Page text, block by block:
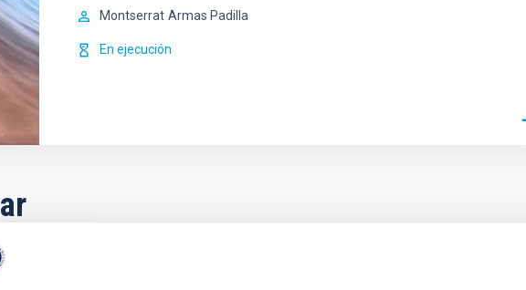
Montserrat Armas Padilla
En ejecución